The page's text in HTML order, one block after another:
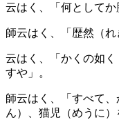
云はく、「何としてか
師云はく、「歴然（れ
云はく、「かくの如
すや」。
師云はく、「すべて
ん）、猫児（めうに